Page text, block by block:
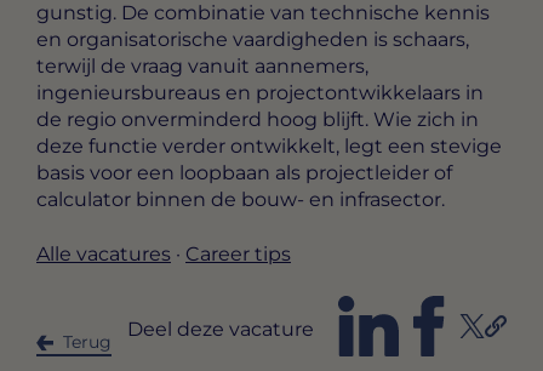
gunstig. De combinatie van technische kennis
en organisatorische vaardigheden is schaars,
terwijl de vraag vanuit aannemers,
ingenieursbureaus en projectontwikkelaars in
de regio onverminderd hoog blijft. Wie zich in
deze functie verder ontwikkelt, legt een stevige
basis voor een loopbaan als projectleider of
calculator binnen de bouw- en infrasector.
Alle vacatures · Career tips
Terug
Deel deze vacature